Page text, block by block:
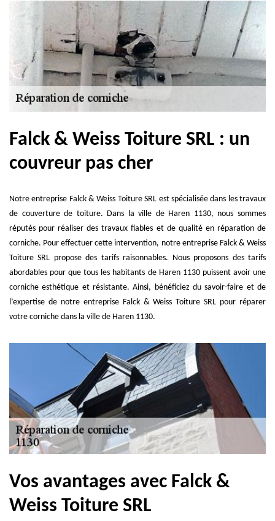
Falck & Weiss Toiture SRL : un
couvreur pas cher
Notre entreprise Falck & Weiss Toiture SRL est spécialisée dans les travaux
de couverture de toiture. Dans la ville de Haren 1130, nous sommes
réputés pour réaliser des travaux fiables et de qualité en réparation de
corniche. Pour effectuer cette intervention, notre entreprise Falck & Weiss
Toiture SRL propose des tarifs raisonnables. Nous proposons des tarifs
abordables pour que tous les habitants de Haren 1130 puissent avoir une
corniche esthétique et résistante. Ainsi, bénéficiez du savoir-faire et de
l’expertise de notre entreprise Falck & Weiss Toiture SRL pour réparer
votre corniche dans la ville de Haren 1130.
Vos avantages avec Falck &
Weiss Toiture SRL